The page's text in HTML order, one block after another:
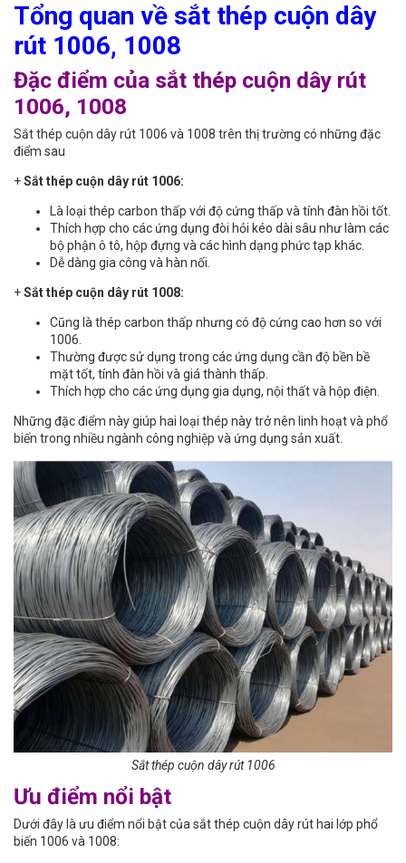
Tổng quan về sắt thép cuộn dây
rút 1006, 1008
Đặc điểm của sắt thép cuộn dây rút
1006, 1008
Sắt thép cuộn dây rút 1006 và 1008 trên thị trường có những đặc
điểm sau
+Sắt thép cuộn dây rút 1006:
Là loại thép carbon thấp với độ cứng thấp và tính đàn hồi tốt.
Thích hợp cho các ứng dụng đòi hỏi kéo dài sâu như làm các
bộ phận ô tô, hộp đựng và các hình dạng phức tạp khác.
Dễ dàng gia công và hàn nối.
+Sắt thép cuộn dây rút 1008:
Cũng là thép carbon thấp nhưng có độ cứng cao hơn so với
1006.
Thường được sử dụng trong các ứng dụng cần độ bền bề
mặt tốt, tính đàn hồi và giá thành thấp.
Thích hợp cho các ứng dụng gia dụng, nội thất và hộp điện.
Những đặc điểm này giúp hai loại thép này trở nên linh hoạt và phổ
biến trong nhiều ngành công nghiệp và ứng dụng sản xuất.
Sắt thép cuộn dây rút 1006
Ưu điểm nổi bật
Dưới đây là ưu điểm nổi bật của sắt thép cuộn dây rút hai lớp phổ
biến 1006 và 1008: